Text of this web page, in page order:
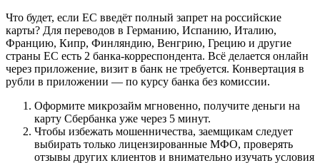
Что будет, если ЕС введёт полный запрет на российские
карты? Для переводов в Германию, Испанию, Италию,
Францию, Кипр, Финляндию, Венгрию, Грецию и другие
страны ЕС есть 2 банка-корреспондента. Всё делается онлайн
через приложение, визит в банк не требуется. Конвертация в
рубли в приложении — по курсу банка без комиссии.
Оформите микрозайм мгновенно, получите деньги на
карту Сбербанка уже через 5 минут.
Чтобы избежать мошенничества, заемщикам следует
выбирать только лицензированные МФО, проверять
отзывы других клиентов и внимательно изучать условия